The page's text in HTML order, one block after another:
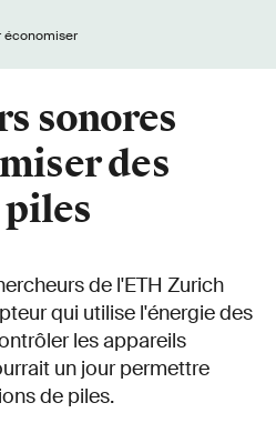
sonores
des
de l'ETH Zurich
qui utilise l'énergie des
les appareils
un jour permettre
de piles.